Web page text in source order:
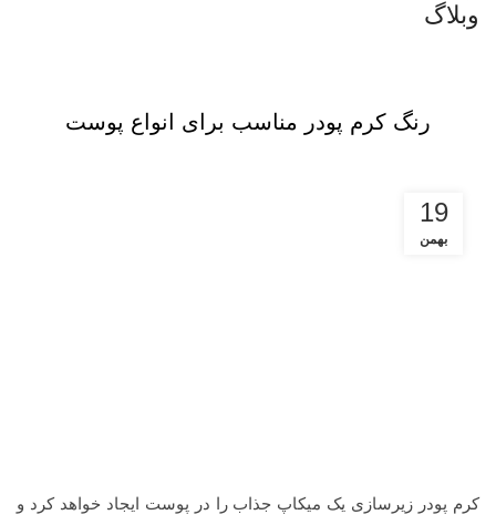
وبلاگ
رنگ کرم پودر مناسب برای انواع پوست
19
بهمن
کرم پودر زیرسازی یک میکاپ جذاب را در پوست ایجاد خواهد کرد و